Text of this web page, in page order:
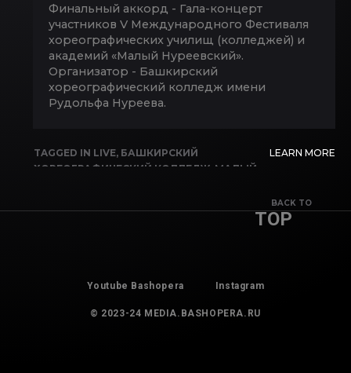
Финальный аккорд - Гала-концерт
участников V Международного Фестиваля
хореографических училищ (колледжей) и
академий «Малый Нуреевский».
Организатор - Башкирский
хореографический колледж имени
Рудольфа Нуреева.
TAGGED IN LIVE, БАШКИРСКИЙ
ХОРЕОГРАФИЧЕСКИЙ КОЛЛЕДЖ МАЛЫЙ
LEARN MORE
BACK TO
TOP
Youtube Bashopera Instagram
© 2023-24 MEDIA.BASHOPERA.RU